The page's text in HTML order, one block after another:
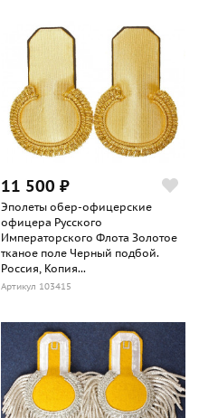
11 500 ₽
Эполеты обер-офицерские
офицера Русского
Императорского Флота Золотое
тканое поле Черный подбой.
Россия, Копия...
Артикул 103415